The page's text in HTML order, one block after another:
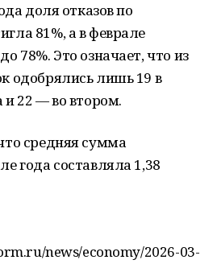
доля отказов по
81%, а в феврале
78%. Это означает, что из
одобрялись лишь 19 в
и 22 — во втором.
средняя сумма
года составляла 1,38
news/economy/2026-03-